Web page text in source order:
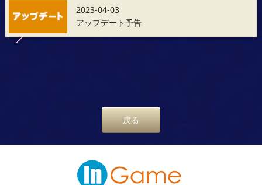
2023-04-03
アップデート予告
戻る